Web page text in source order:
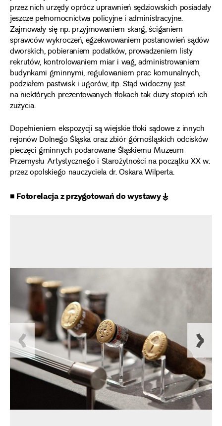
przez nich urzędy oprócz uprawnień sędziowskich posiadały
jeszcze pełnomocnictwa policyjne i administracyjne.
Zajmowały się np. przyjmowaniem skarg, ściganiem
sprawców wykroczeń, egzekwowaniem postanowień sądów
dworskich, pobieraniem podatków, prowadzeniem listy
rekrutów, kontrolowaniem miar i wag, administrowaniem
budynkami gminnymi, regulowaniem prac komunalnych,
podziałem pastwisk i ugorów, itp. Stąd widoczny jest
na niektórych prezentowanych tłokach tak duży stopień ich
zużycia.
Dopełnieniem ekspozycji są wiejskie tłoki sądowe z innych
rejonów Dolnego Śląska oraz zbiór górnośląskich odcisków
pieczęci gminnych podarowane Śląskiemu Muzeum
Przemysłu Artystycznego i Starożytności na początku XX w.
przez opolskiego nauczyciela dr. Oskara Wilperta.
■ Fotorelacja z przygotowań do wystawy ↡